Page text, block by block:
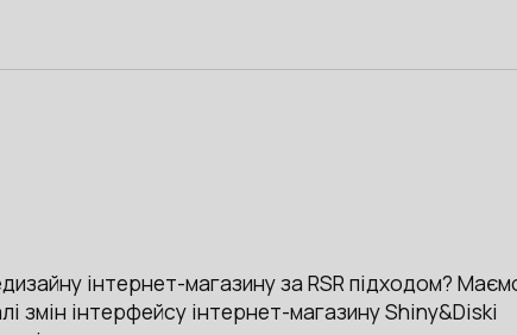
інтернет-магазину за RSR підходом?
змін інтерфейсу інтернет-магазину Shiny&Diski